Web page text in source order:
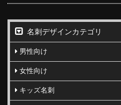
名刺デザインカテゴリ
男性向け
女性向け
キッズ名刺